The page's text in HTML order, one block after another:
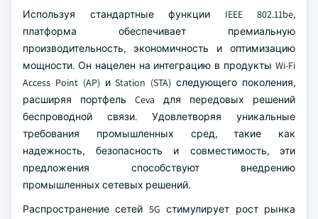
Используя стандартные функции IEEE 802.11be,
платформа обеспечивает премиальную
производительность, экономичность и оптимизацию
мощности. Он нацелен на интеграцию в продукты Wi-Fi
Access Point (AP) и Station (STA) следующего поколения,
расширяя портфель Ceva для передовых решений
беспроводной связи. Удовлетворяя уникальные
требования промышленных сред, такие как
надежность, безопасность и совместимость, эти
предложения способствуют внедрению
промышленных сетевых решений.
Распространение сетей 5G стимулирует рост рынка